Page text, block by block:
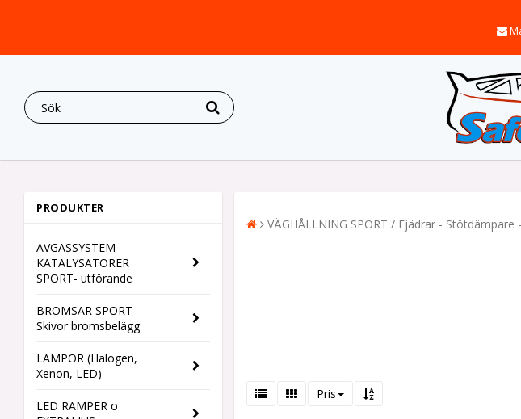
PRODUKTER
AVGASSYSTEM
KATALYSATORER
SPORT- utförande
BROMSAR SPORT
Skivor bromsbelägg
LAMPOR (Halogen,
Xenon, LED)
LED RAMPER o
VÄGHÅLLNING SPORT / Fjädrar - Stötdämpare
Pris